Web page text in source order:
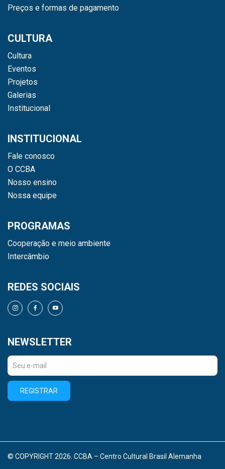
Preços e formas de pagamento
CULTURA
Cultura
Eventos
Projetos
Galerias
Institucional
INSTITUCIONAL
Fale conosco
O CCBA
Nosso ensino
Nossa equipe
PROGRAMAS
Cooperação e meio ambiente
Intercâmbio
REDES SOCIAIS
NEWSLETTER
REGISTRAR
© COPYRIGHT 2026. CCBA – Centro Cultural Brasil Alemanha